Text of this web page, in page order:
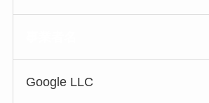
Google LLC